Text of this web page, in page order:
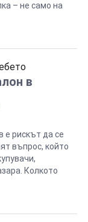
– не само на
За разлика
в
е рискът да се
въпрос, който
Колкото
цикъл на